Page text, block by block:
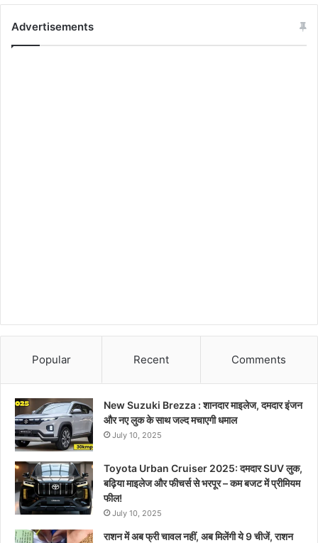
Advertisements
Popular Recent Comments
New Suzuki Brezza : शानदार माइलेज, दमदार इंजन
और नए लुक के साथ जल्द मचाएगी धमाल
July 10, 2025
Toyota Urban Cruiser 2025: दमदार SUV लुक,
बढ़िया माइलेज और फीचर्स से भरपूर – कम बजट में प्रीमियम
फील!
July 10, 2025
राशन में अब फ्री चावल नहीं, अब मिलेंगी ये 9 चीजें, राशन